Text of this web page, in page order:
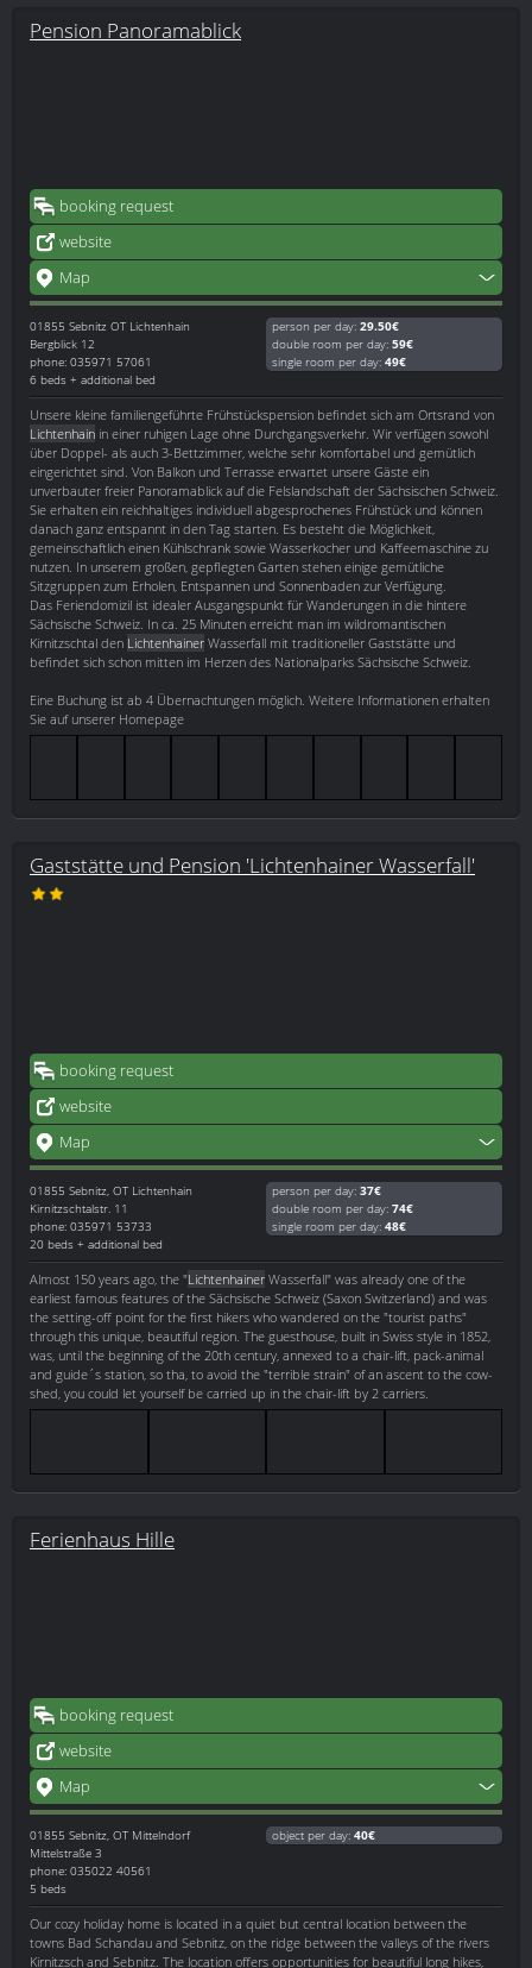
Pension Panoramablick
booking request
website
Map
01855 Sebnitz OT Lichtenhain
Bergblick 12
phone: 035971 57061
6 beds + additional bed
person per day: 29.50€
double room per day: 59€
single room per day: 49€
Unsere kleine familiengeführte Frühstückspension befindet sich am Ortsrand von
Lichtenhain in einer ruhigen Lage ohne Durchgangsverkehr. Wir verfügen sowohl
über Doppel- als auch 3-Bettzimmer, welche sehr komfortabel und gemütlich
eingerichtet sind. Von Balkon und Terrasse erwartet unsere Gäste ein
unverbauter freier Panoramablick auf die Felslandschaft der Sächsischen Schweiz.
Sie erhalten ein reichhaltiges individuell abgesprochenes Frühstück und können
danach ganz entspannt in den Tag starten. Es besteht die Möglichkeit,
gemeinschaftlich einen Kühlschrank sowie Wasserkocher und Kaffeemaschine zu
nutzen. In unserem großen, gepflegten Garten stehen einige gemütliche
Sitzgruppen zum Erholen, Entspannen und Sonnenbaden zur Verfügung.
Das Feriendomizil ist idealer Ausgangspunkt für Wanderungen in die hintere
Sächsische Schweiz. In ca. 25 Minuten erreicht man im wildromantischen
Kirnitzschtal den Lichtenhainer Wasserfall mit traditioneller Gaststätte und
befindet sich schon mitten im Herzen des Nationalparks Sächsische Schweiz.
Eine Buchung ist ab 4 Übernachtungen möglich. Weitere Informationen erhalten
Sie auf unserer Homepage
Gaststätte und Pension 'Lichtenhainer Wasserfall'
booking request
website
Map
01855 Sebnitz, OT Lichtenhain
Kirnitzschtalstr. 11
phone: 035971 53733
20 beds + additional bed
person per day: 37€
double room per day: 74€
single room per day: 48€
Almost 150 years ago, the "Lichtenhainer Wasserfall" was already one of the
earliest famous features of the Sächsische Schweiz (Saxon Switzerland) and was
the setting-off point for the first hikers who wandered on the "tourist paths"
through this unique, beautiful region. The guesthouse, built in Swiss style in 1852,
was, until the beginning of the 20th century, annexed to a chair-lift, pack-animal
and guide´s station, so tha, to avoid the "terrible strain" of an ascent to the cow-
shed, you could let yourself be carried up in the chair-lift by 2 carriers.
Ferienhaus Hille
booking request
website
Map
01855 Sebnitz, OT Mittelndorf
Mittelstraße 3
phone: 035022 40561
5 beds
object per day: 40€
Our cozy holiday home is located in a quiet but central location between the
towns Bad Schandau and Sebnitz, on the ridge between the valleys of the rivers
Kirnitzsch and Sebnitz. The location offers opportunities for beautiful long hikes,